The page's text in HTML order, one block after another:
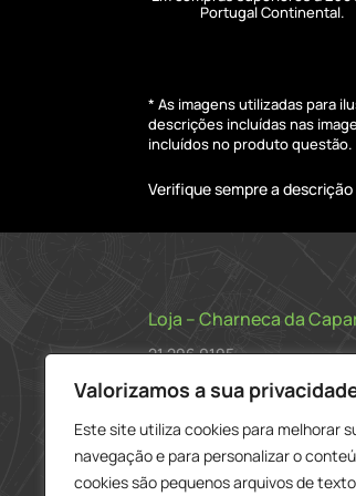
Valorizamos a sua
Este site utiliza cookies para melhorar
navegação e para personalizar o
cookies são pequenos arquivos de
Portugal Continental.
* As imagens utilizadas para
descrições incluídas nas
incluídos no produto questão.
Verifique sempre a
Loja – Charneca da
21 296 0195
912 606 251
charneca@delarobia.pt
R. António Andrade, 1116
2820-287 • Charneca da